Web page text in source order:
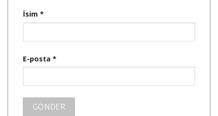
İsim *
E-posta *